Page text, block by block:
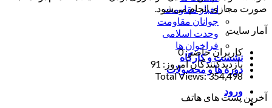
اخبار مقاومت
جوانان مقاومت
وحدت اسلامی
فراخوان ها
نشست و کارگاه
دوره ها و محصولات
ورود
صورت مجازی انجام می‌شود.
آمار سایت
کاربران حاضر:0
بازدیدکنندگان امروز: 91
Total Views:354,498
آخرین پست های هاتف